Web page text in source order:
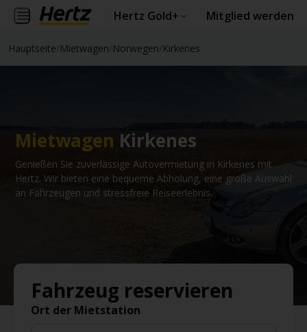
Hertz Gold+ Mitglied werden
Hauptseite Mietwagen Norwegen Kirkenes
Mietwagen Kirkenes
Genießen Sie zuverlässige Autovermietung in Kirkenes mit
Hertz. Wir bieten eine bequeme Abholung, eine große Auswahl
an Fahrzeugen und stressfreie Reiseerlebnis.
Fahrzeug reservieren
Ort der Mietstation